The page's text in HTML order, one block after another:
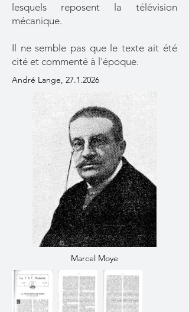
lesquels reposent la télévision
mécanique.
Il ne semble pas que le texte ait été
cité et commenté à l'époque.
André Lange, 27.1.2026
Marcel Moye